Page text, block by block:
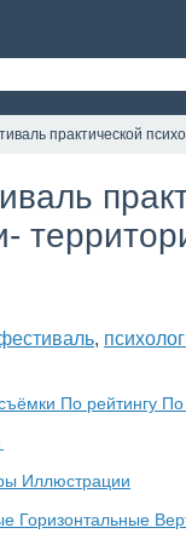
практической
,
По рейтингу По
Иллюстрации
Горизонтальные